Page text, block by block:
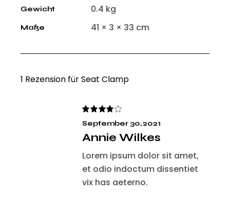
Gewicht 0.4 kg
Maße 41 × 3 × 33 cm
1 Rezension fürSeat Clamp
Annie Wilkes
September 30, 2021
Lorem ipsum dolor sit amet,
et odio indoctum dissentiet
vix has aeterno.